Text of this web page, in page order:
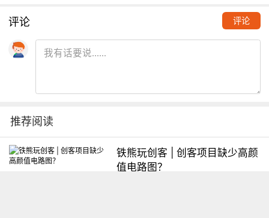
评论 评论
推荐阅读
铁熊玩创客 | 创客项目缺少高颜
值电路图？